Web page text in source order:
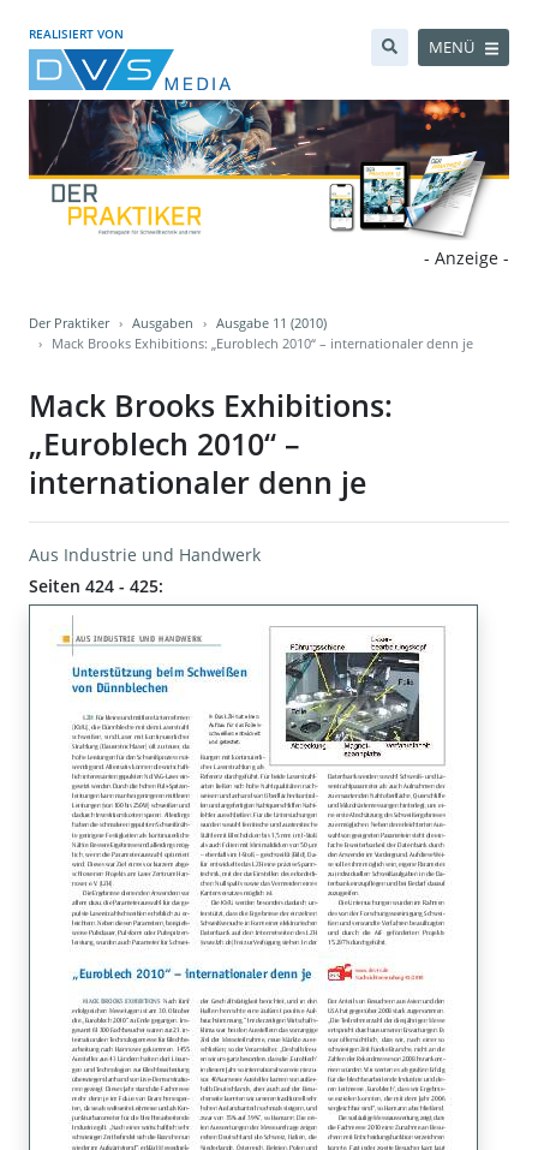
REALISIERT VON
MENÜ
- Anzeige -
Der Praktiker Ausgaben
Ausgabe 11 (2010)
Mack Brooks Exhibitions: „Euroblech 2010“ – internationaler denn je
Mack Brooks Exhibitions:
„Euroblech 2010“ –
internationaler denn je
Aus Industrie und Handwerk
Seiten 424 - 425: